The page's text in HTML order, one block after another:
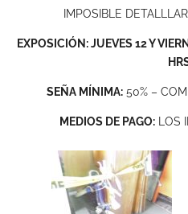
IMPOSIBLE
EXPOSICIÓN: JUEVES 12 Y
SEÑA MÍNIMA: 50% –
MEDIOS DE PAGO: LOS